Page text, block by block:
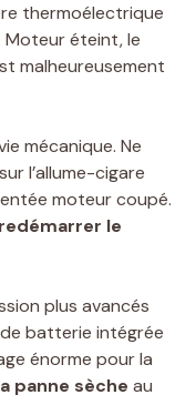
thermoélectrique
éteint, le
malheureusement
mécanique. Ne
l’allume-cigare
moteur coupé.
le
plus avancés
batterie intégrée
énorme pour la
panne sèche au